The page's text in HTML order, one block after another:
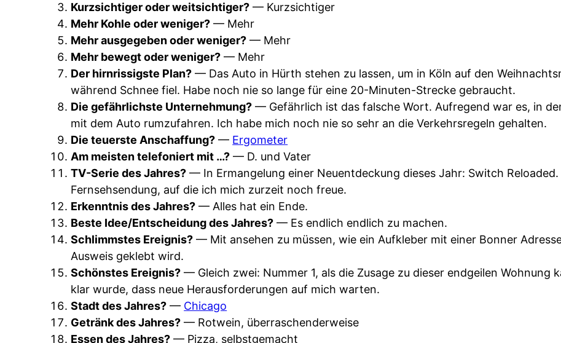
Kurzsichtiger oder weitsichtiger? — Kurzsichtiger
Mehr Kohle oder weniger? — Mehr
Mehr ausgegeben oder weniger? — Mehr
Mehr bewegt oder weniger? — Mehr
Der hirnrissigste Plan? — Das Auto in Hürth stehen zu lassen, um in Köln auf den
während Schnee fiel. Habe noch nie so lange für eine 20-Minuten-Strecke gebraucht.
Die gefährlichste Unternehmung? — Gefährlich ist das falsche Wort. Aufregend war es, in
mit dem Auto rumzufahren. Ich habe mich noch nie so sehr an die Verkehrsregeln gehalten.
Die teuerste Anschaffung? — Ergometer
Am meisten telefoniert mit …? — D. und Vater
TV-Serie des Jahres? — In Ermangelung einer Neuentdeckung dieses Jahr: Switch Reloaded.
Fernsehsendung, auf die ich mich zurzeit noch freue.
Erkenntnis des Jahres? — Alles hat ein Ende.
Beste Idee/Entscheidung des Jahres? — Es endlich endlich zu machen.
Schlimmstes Ereignis? — Mit ansehen zu müssen, wie ein Aufkleber mit einer Bonner
Ausweis geklebt wird.
Schönstes Ereignis? — Gleich zwei: Nummer 1, als die Zusage zu dieser endgeilen Wohnung
klar wurde, dass neue Herausforderungen auf mich warten.
Stadt des Jahres? — Chicago
Getränk des Jahres? — Rotwein, überraschenderweise
Essen des Jahres? — Pizza, selbstgemacht